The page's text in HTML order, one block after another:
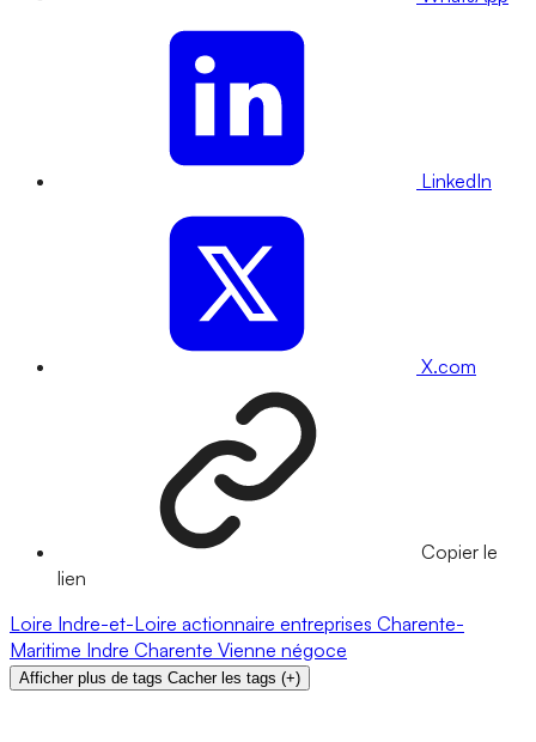
LinkedIn
X.com
Copier le
lien
Loire Indre-et-Loire actionnaire entreprises Charente-
Maritime Indre Charente Vienne négoce
Afficher plus de tags Cacher les tags (+)